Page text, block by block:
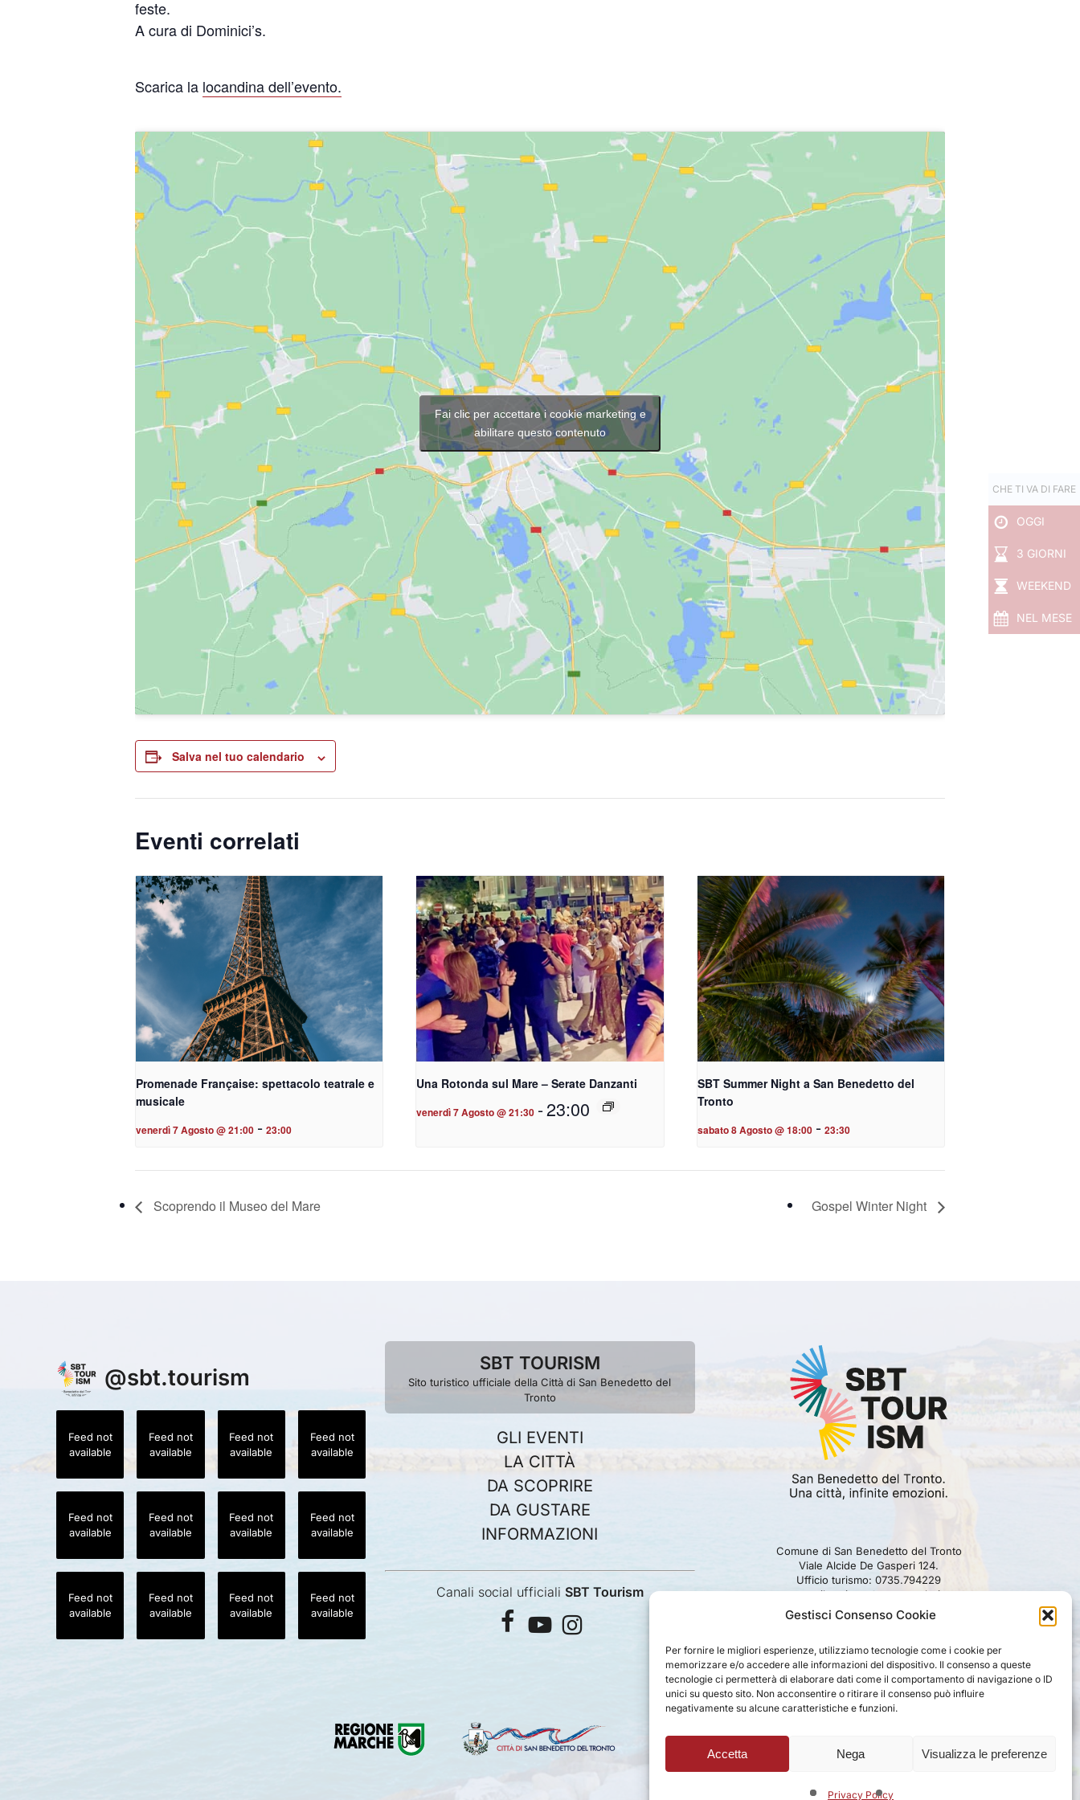
Gestisci Consenso Cookie
Per fornire le migliori esperienze, utilizziamo tecnologie come i cookie per
memorizzare e/o accedere alle informazioni del dispositivo. Il consenso a queste
tecnologie ci permetterà di elaborare dati come il comportamento di navigazione o ID
unici su questo sito. Non acconsentire o ritirare il consenso può influire
negativamente su alcune caratteristiche e funzioni.
Accetta Nega Visualizza le preferenze
Privacy Policy
CHE TI VA DI FARE
OGGI
3 GIORNI
WEEKEND
NEL MESE
feste.
A cura di Dominici’s.
Scarica la locandina dell’evento.
Fai clic per accettare i cookie marketing e
abilitare questo contenuto
Salva nel tuo calendario
Eventi correlati
Promenade Française: spettacolo teatrale e
musicale
venerdì 7 Agosto @ 21:00 - 23:00
Una Rotonda sul Mare – Serate Danzanti
venerdì 7 Agosto @ 21:30 -23:00
SBT Summer Night a San Benedetto del
Tronto
sabato 8 Agosto @ 18:00 - 23:30
Scoprendo il Museo del Mare Gospel Winter Night
@sbt.tourism
Feed not
available
Feed not
available
Feed not
available
Feed not
available
Feed not
available
Feed not
available
Feed not
available
Feed not
available
Feed not
available
Feed not
available
Feed not
available
Feed not
available
SBT TOURISM
Sito turistico ufficiale della Città di San Benedetto del
Tronto
GLI EVENTI
LA CITTÀ
DA SCOPRIRE
DA GUSTARE
INFORMAZIONI
Canali social ufficiali SBT Tourism
facebook
youtubeinstagram
Comune di San Benedetto del Tronto
Viale Alcide De Gasperi 124.
Ufficio turismo: 0735.794229
e-mail: turismo@comunesbt.it
P.Iva/C.F. 00360140446